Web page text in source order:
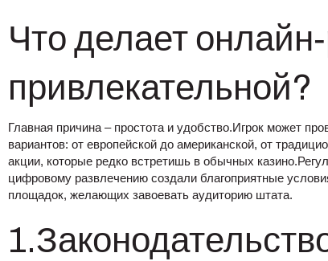
Что делает
привлекательной?
Главная причина – простота и удобство.Игрок может
вариантов: от европейской до американской, от
акции, которые редко встретишь в обычных
цифровому развлечению создали благоприятные
площадок, желающих завоевать аудиторию штата.